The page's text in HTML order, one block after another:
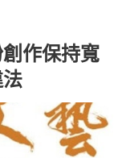
作保持寬